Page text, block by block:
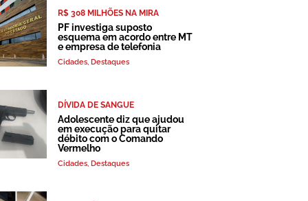
R$ 308 MILHÕES NA MIRA
PF investiga suposto
esquema em acordo entre MT
e empresa de telefonia
Cidades, Destaques
DÍVIDA DE SANGUE
Adolescente diz que ajudou
em execução para quitar
débito com o Comando
Vermelho
Cidades, Destaques